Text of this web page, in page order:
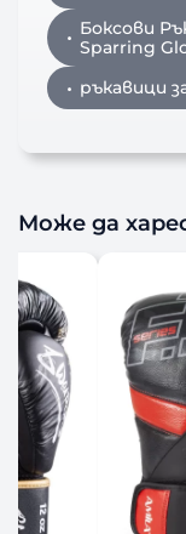
Боксови
Sparring
ръкавици
Може да